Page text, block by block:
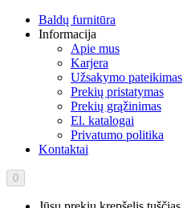
Baldų furnitūra
Informacija
Apie mus
Karjera
Užsakymo pateikimas
Prekių pristatymas
Prekių grąžinimas
El. katalogai
Privatumo politika
Kontaktai
0